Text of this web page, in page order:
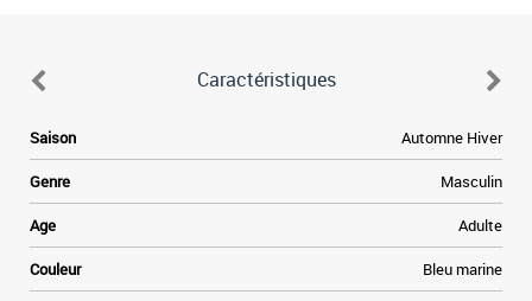
Caractéristiques
Saison Automne Hiver
Genre Masculin
Age Adulte
Couleur Bleu marine